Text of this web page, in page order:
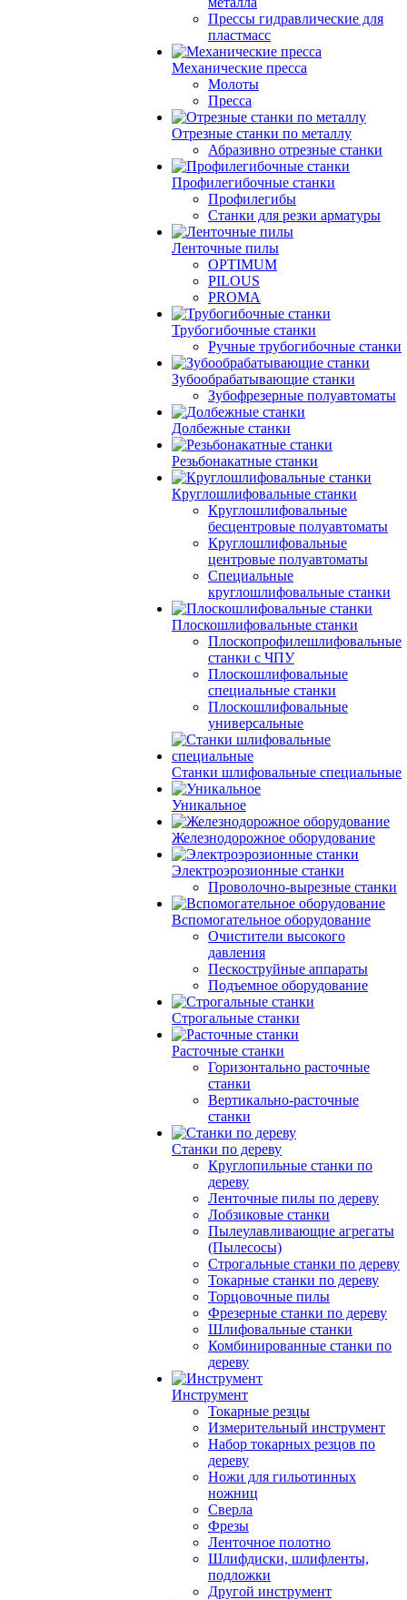
Прессы гидравлические для
пластмасс
Механические пресса
Молоты
Пресса
Отрезные станки по металлу
Абразивно отрезные станки
Профилегибочные станки
Профилегибы
Станки для резки арматуры
Ленточные пилы
OPTIMUM
PILOUS
PROMA
Трубогибочные станки
Ручные трубогибочные станки
Зубообрабатывающие станки
Зубофрезерные полуавтоматы
Долбежные станки
Резьбонакатные станки
Круглошлифовальные станки
Круглошлифовальные
бесцентровые полуавтоматы
Круглошлифовальные
центровые полуавтоматы
Специальные
круглошлифовальные станки
Плоскошлифовальные станки
Плоскопрофилешлифовальные
станки с ЧПУ
Плоскошлифовальные
специальные станки
Плоскошлифовальные
универсальные
Станки шлифовальные специальные
Уникальное
Железнодорожное оборудование
Электроэрозионные станки
Проволочно-вырезные станки
Вспомогательное оборудование
Очистители высокого
давления
Пескоструйные аппараты
Подъемное оборудование
Строгальные станки
Расточные станки
Горизонтально расточные
станки
Вертикально-расточные
станки
Станки по дереву
Круглопильные станки по
дереву
Ленточные пилы по дереву
Лобзиковые станки
Пылеулавливающие агрегаты
(Пылесосы)
Строгальные станки по дереву
Токарные станки по дереву
Торцовочные пилы
Фрезерные станки по дереву
Шлифовальные станки
Комбинированные станки по
дереву
Инструмент
Токарные резцы
Измерительный инструмент
Набор токарных резцов по
дереву
Ножи для гильотинных
ножниц
Сверла
Фрезы
Ленточное полотно
Шлифдиски, шлифленты,
подложки
Другой инструмент